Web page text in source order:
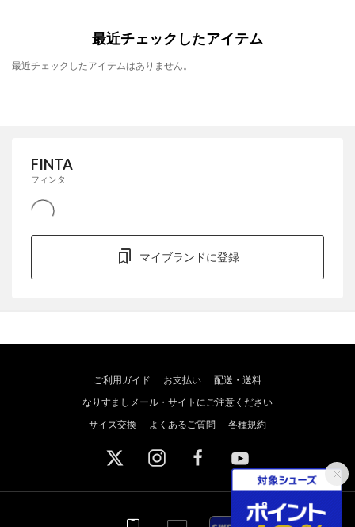
最近チェックしたアイテム
最近チェックしたアイテムはありません。
FINTA
フィンタ
マイブランドに登録
ご利用ガイド お支払い
配送・送料
なりすましメール・サイトにご注意ください
サイズ交換
よくあるご質問 各種規約